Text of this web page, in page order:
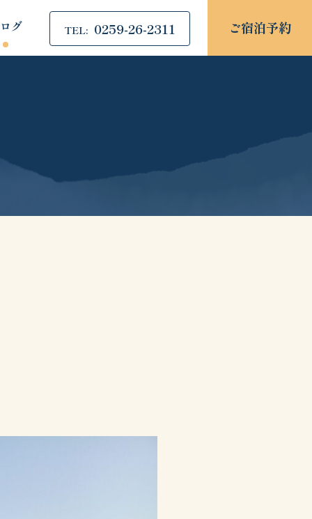
グ TEL: 0259-26-2311 ご宿泊予約